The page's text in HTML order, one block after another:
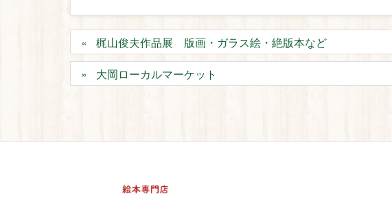
梶山俊夫作品展 版画・ガラス絵・絶版本など
大岡ローカルマーケット